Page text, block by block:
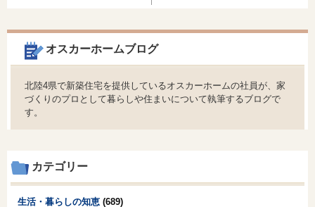
オスカーホームブログ
北陸4県で新築住宅を提供しているオスカーホームの社員が、家
づくりのプロとして暮らしや住まいについて執筆するブログで
す。
カテゴリー
生活・暮らしの知恵 (689)